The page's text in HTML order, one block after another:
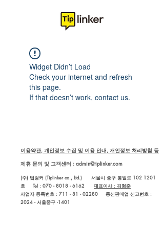
Widget Didn’t Load
Check your internet and refresh
this page.
If that doesn’t work, contact us.
이용약관, 개인정보 수집 및 이용 안내, 개인정보 처리방침 등
제휴 문의 및 고객센터 : admin@tiplinker.com
(주) 팁링커 (Tiplinker co., Ltd.) 서울시 중구 통일로 102 1201
호 Tel : 070 - 8018 - 6162 대표이사 : 김형준
사업자 등록번호 : 711 - 81 - 02280 통신판매업 신고번호 :
2024 - 서울중구 -1401